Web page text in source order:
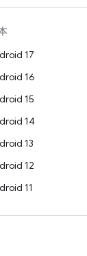
17
16
15
14
13
12
11